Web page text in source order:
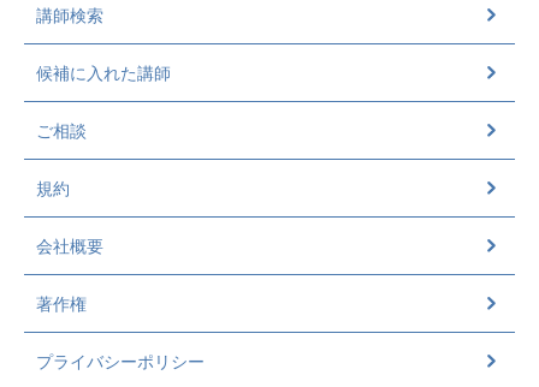
講師検索
候補に入れた講師
ご相談
規約
会社概要
著作権
プライバシーポリシー